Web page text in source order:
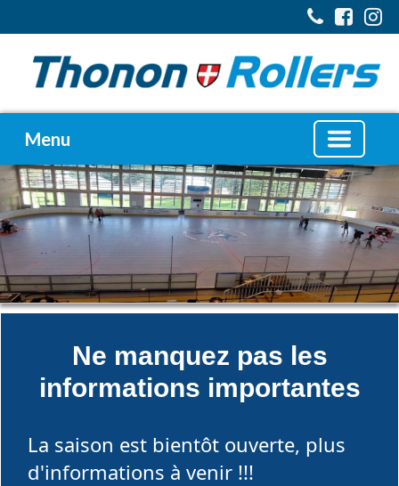
Menu
Ne manquez pas les
informations importantes
La saison est bientôt ouverte, plus
d'informations à venir !!!